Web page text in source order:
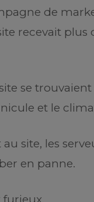
de
recevait plus
se
et le
site, les
en panne.